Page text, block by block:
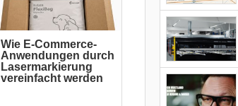
Wie E-Commerce-
Anwendungen durch
Lasermarkierung
vereinfacht werden